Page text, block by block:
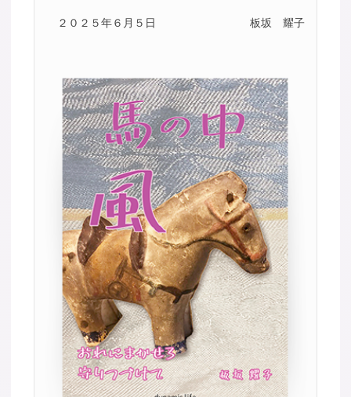
２０２５年６月５日 板坂 耀子